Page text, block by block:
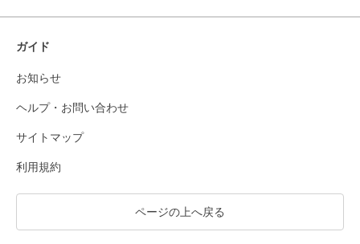
ガイド
お知らせ
ヘルプ・お問い合わせ
サイトマップ
利用規約
ページの上へ戻る